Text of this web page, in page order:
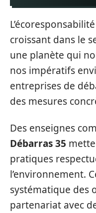
croissant dans le
une planète qui
nos impératifs
entreprises de
des mesures
Des enseignes
Débarras 35
pratiques
l’environnement.
systématique des
partenariat avec